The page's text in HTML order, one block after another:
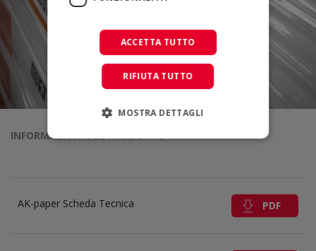
INFORMAZIONI SUL PRODOTTO
AK-paper Scheda Tecnica PDF
ACCETTA TUTTO
RIFIUTA TUTTO
MOSTRA DETTAGLI